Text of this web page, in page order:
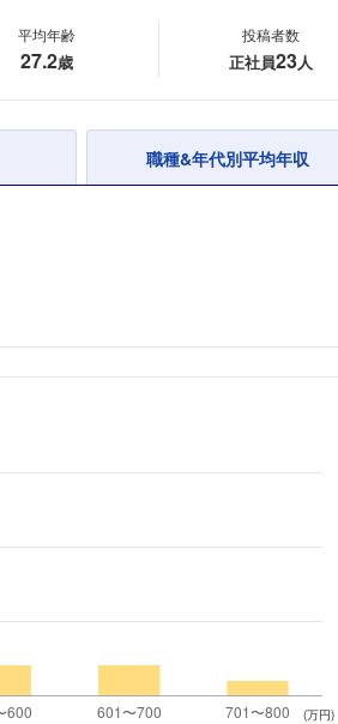
フォローしました
平均年齢
27.2歳
投稿者数
正社員23人
職種&年代別平均年収
(万円)